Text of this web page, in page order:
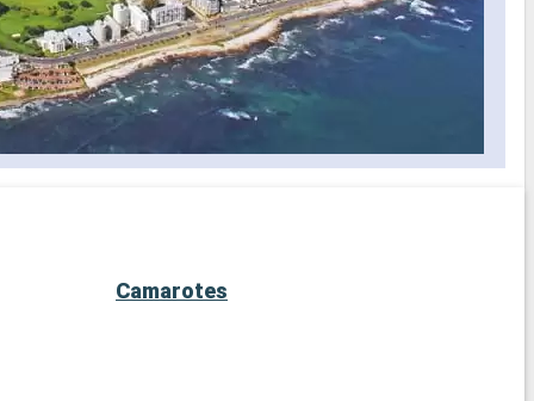
Camarotes